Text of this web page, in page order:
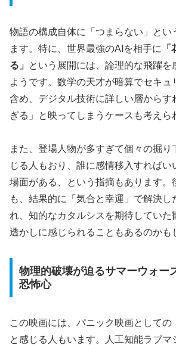
物語の構成自体に「つまらない」とい
ます。特に、世界最強のAIを相手に
る」
という展開には、論理的な飛躍を
ようです。数学の天才が暗算でセキュ
含め、デジタル技術に詳しい層からす
ぎる」と映ってしまうケースも考えら
また、登場人物が多すぎて個々の掘
じる人もおり、誰に感情移入すればい
場面がある、という指摘もあります。
も、結果的に「気合と幸運」で解決し
れ、知的なカタルシスを期待していた
透かしに感じられることもあるのかも
物理的破壊が迫るサマーウォー
恐怖心
この映画には、パニック映画としての
と感じる人もいます。人工知能ラブマ